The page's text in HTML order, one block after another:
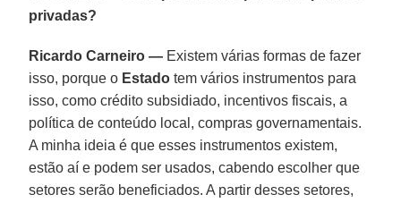
privadas?
Ricardo Carneiro — Existem várias formas de fazer
isso, porque o Estado tem vários instrumentos para
isso, como crédito subsidiado, incentivos fiscais, a
política de conteúdo local, compras governamentais.
A minha ideia é que esses instrumentos existem,
estão aí e podem ser usados, cabendo escolher que
setores serão beneficiados. A partir desses setores,